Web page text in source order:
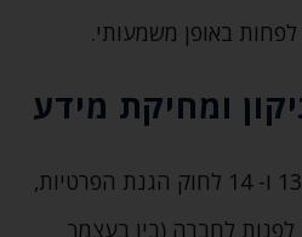
באופן משמעותי.
6.1 בהתאם לסעיפים 13 ו- 14 לחוק הגנת הפרטיות‚
לחברה (בין בעצמך